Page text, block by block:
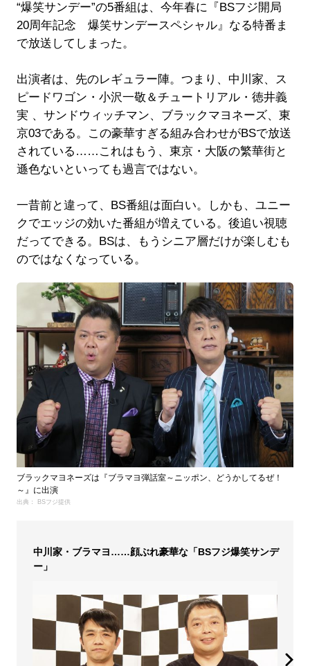
“爆笑サンデー”の5番組は、今年春に『BSフジ開局
20周年記念 爆笑サンデースペシャル』なる特番ま
で放送してしまった。
出演者は、先のレギュラー陣。つまり、中川家、ス
ピードワゴン・小沢一敬＆チュートリアル・徳井義
実 、サンドウィッチマン、ブラックマヨネーズ、東
京03である。この豪華すぎる組み合わせがBSで放送
されている……これはもう、東京・大阪の繁華街と
遜色ないといっても過言ではない。
一昔前と違って、BS番組は面白い。しかも、ユニー
クでエッジの効いた番組が増えている。後追い視聴
だってできる。BSは、もうシニア層だけが楽しむも
のではなくなっている。
ブラックマヨネーズは『ブラマヨ弾話室～ニッポン、どうかしてるぜ！
～』に出演
出典： BSフジ提供
中川家・ブラマヨ……顔ぶれ豪華な「BSフジ爆笑サンデ
ー」